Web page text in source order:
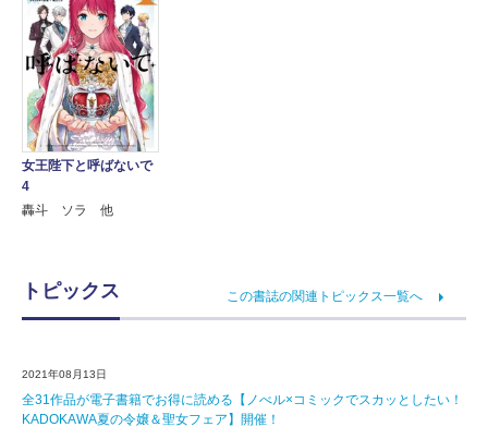
女王陛下と呼ばないで
4
轟斗 ソラ 他
トピックス この書誌の関連トピックス一覧へ
2021年08月13日
全31作品が電子書籍でお得に読める【ノべル×コミックでスカッとしたい！
KADOKAWA夏の令嬢＆聖女フェア】開催！